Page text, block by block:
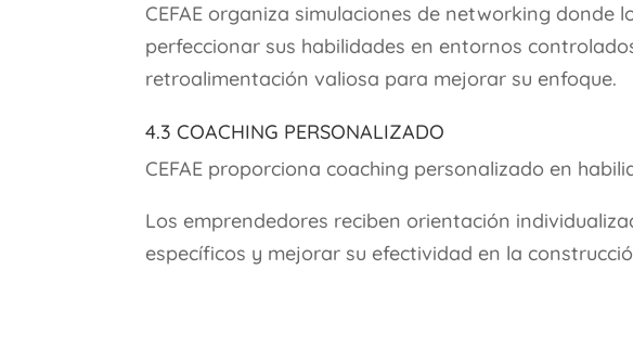
CEFAE organiza simulaciones de networking donde
perfeccionar sus habilidades en entornos
retroalimentación valiosa para mejorar su enfoque.
4.3 Coaching Personalizado
CEFAE proporciona coaching personalizado en
Los emprendedores reciben orientación
específicos y mejorar su efectividad en la